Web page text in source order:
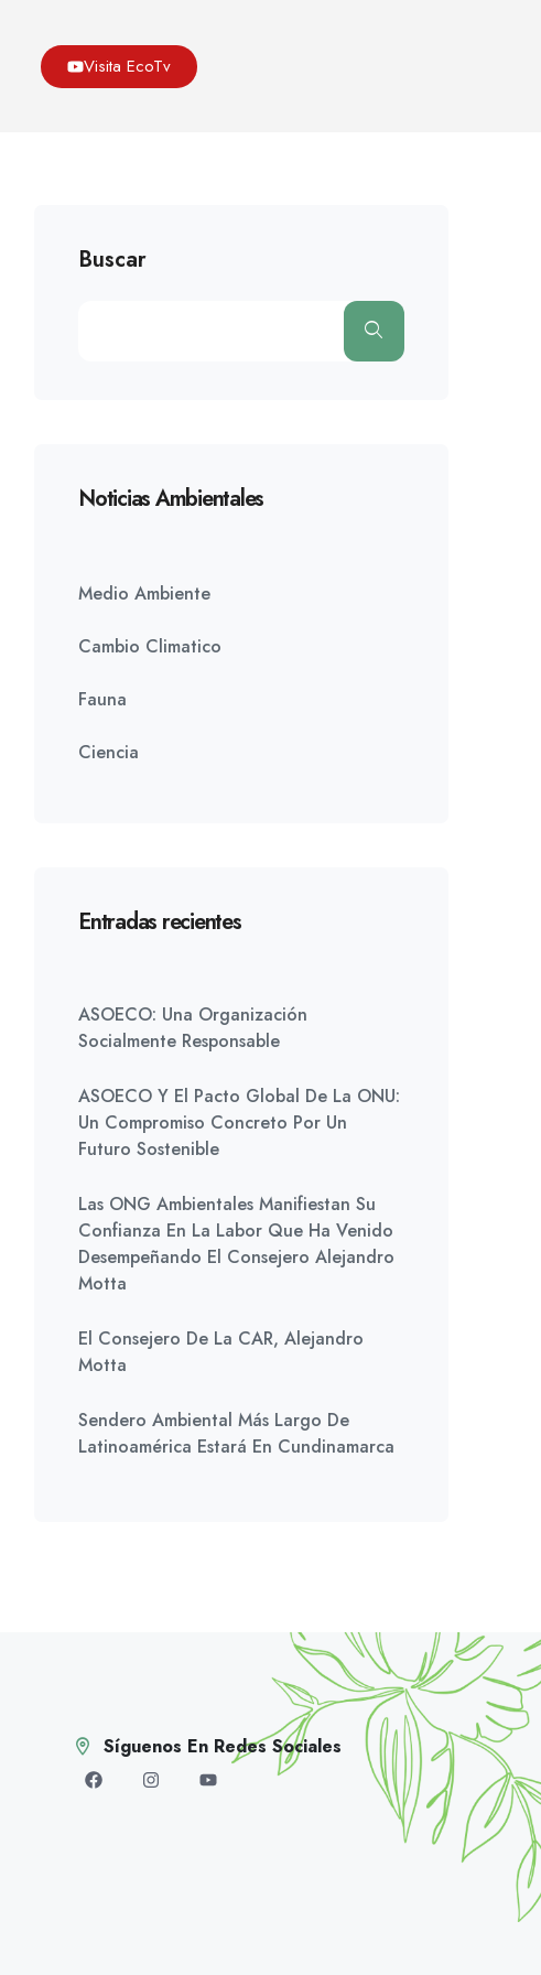
Visita EcoTv
Reflexiones Cuida El Agua. No Pierdas La Sangre Del Mundo.
Buscar
Noticias Ambientales
Medio Ambiente
Cambio Climatico
Fauna
Ciencia
Entradas recientes
ASOECO: Una Organización
Socialmente Responsable
ASOECO Y El Pacto Global De La ONU:
Un Compromiso Concreto Por Un
Futuro Sostenible
Las ONG Ambientales Manifiestan Su
Confianza En La Labor Que Ha Venido
Desempeñando El Consejero Alejandro
Motta
El Consejero De La CAR, Alejandro
Motta
Sendero Ambiental Más Largo De
Latinoamérica Estará En Cundinamarca
Síguenos En Redes Sociales